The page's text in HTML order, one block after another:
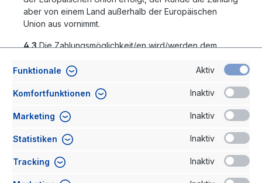
aber von einem Land außerhalb der Europäischen
Union aus vornimmt.
4.3Die Zahlungsmöglichkeit/en wird/werden dem
Bei Auswahl der Zahlungsart Rechnungskauf wird
der Kaufpreis fällig, nachdem die Ware geliefert und in
Kaufpreis innerhalb von 30 (dreißig) Tagen ab Erhalt
anderes vereinbart ist. Der Verkäufer behält sich vor,
bestimmten Bestellvolumen anzubieten und diese
Zahlungsart bei Überschreitung des angegebenen
Funktionale Aktiv
Komfortfunktionen Inaktiv
Marketing Inaktiv
Statistiken Inaktiv
Tracking Inaktiv